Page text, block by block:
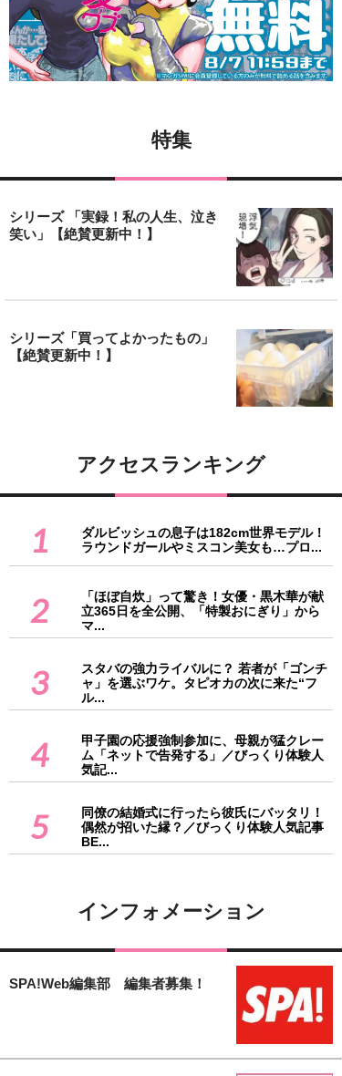
特集
シリーズ 「実録！私の人生、泣き
笑い」【絶賛更新中！】
シリーズ「買ってよかったもの」
【絶賛更新中！】
アクセスランキング
1
ダルビッシュの息子は182cm世界モデル！
ラウンドガールやミスコン美女も…プロ...
2
「ほぼ自炊」って驚き！女優・黒木華が献
立365日を全公開、「特製おにぎり」から
マ...
3
スタバの強力ライバルに？ 若者が「ゴンチ
ャ」を選ぶワケ。タピオカの次に来た“フ
ル...
4
甲子園の応援強制参加に、母親が猛クレー
ム「ネットで告発する」／びっくり体験人
気記...
5
同僚の結婚式に行ったら彼氏にバッタリ！
偶然が招いた縁？／びっくり体験人気記事
BE...
インフォメーション
SPA!Web編集部 編集者募集！